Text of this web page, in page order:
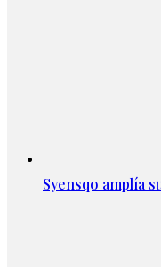
Syensqo amplía